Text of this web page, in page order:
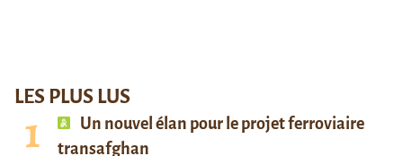
LES PLUS LUS
Un nouvel élan pour le projet ferroviaire
transafghan